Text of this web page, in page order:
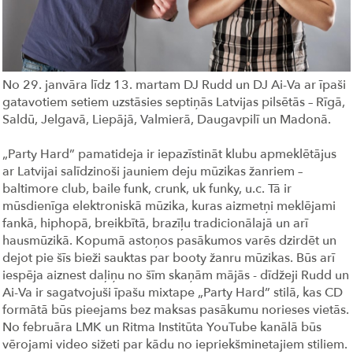
No 29. janvāra līdz 13. martam DJ Rudd un DJ Ai-Va ar īpaši
gatavotiem setiem uzstāsies septiņās Latvijas pilsētās – Rīgā,
Saldū, Jelgavā, Liepājā, Valmierā, Daugavpilī un Madonā.
„Party Hard” pamatideja ir iepazīstināt klubu apmeklētājus
ar Latvijai salīdzinoši jauniem deju mūzikas žanriem –
baltimore club, baile funk, crunk, uk funky, u.c. Tā ir
mūsdienīga elektroniskā mūzika, kuras aizmetņi meklējami
fankā, hiphopā, breikbītā, brazīļu tradicionālajā un arī
hausmūzikā. Kopumā astoņos pasākumos varēs dzirdēt un
dejot pie šīs bieži sauktas par booty žanru mūzikas. Būs arī
iespēja aiznest daļiņu no šīm skaņām mājās - dīdžeji Rudd un
Ai-Va ir sagatvojuši īpašu mixtape „Party Hard” stilā, kas CD
formātā būs pieejams bez maksas pasākumu norieses vietās.
No februāra LMK un Ritma Institūta YouTube kanālā būs
vērojami video sižeti par kādu no iepriekšminetajiem stiliem.